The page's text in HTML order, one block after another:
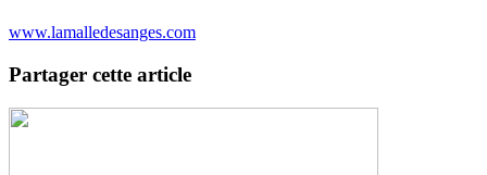
www.lamalledesanges.com
Partager cette article